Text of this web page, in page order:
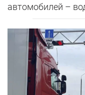
автомобилей –